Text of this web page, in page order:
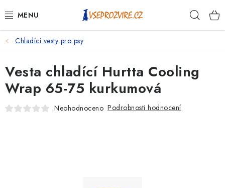
na
PSI
KOČKY
KONĚ
Chladící vesty pro psy
Vesta chladící Hurtta Cooling
Wrap 65-75 kurkumová
Neohodnoceno Podrobnosti hodnocení